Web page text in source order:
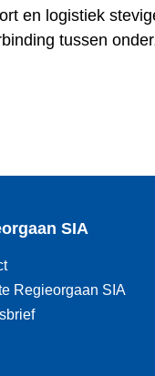
en logistiek
tussen
SIA
Regieorgaan SIA